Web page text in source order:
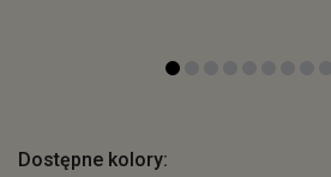
Dostępne kolory: